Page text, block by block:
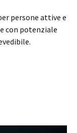
persone attive e
con potenziale